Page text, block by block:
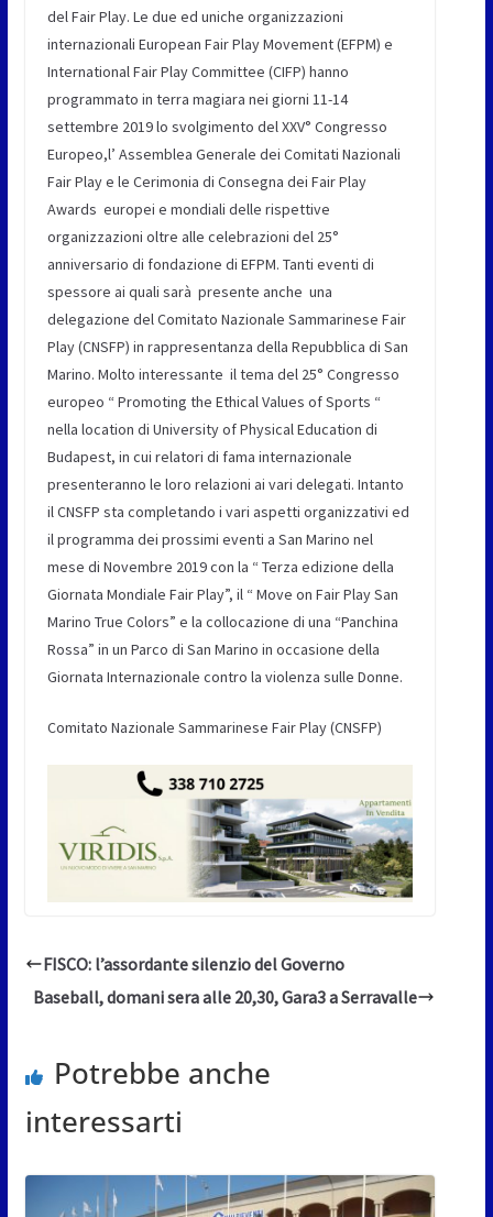
del Fair Play. Le due ed uniche organizzazioni
internazionali European Fair Play Movement (EFPM) e
International Fair Play Committee (CIFP) hanno
programmato in terra magiara nei giorni 11-14
settembre 2019 lo svolgimento del XXV° Congresso
Europeo,l’ Assemblea Generale dei Comitati Nazionali
Fair Play e le Cerimonia di Consegna dei Fair Play
Awards europei e mondiali delle rispettive
organizzazioni oltre alle celebrazioni del 25°
anniversario di fondazione di EFPM. Tanti eventi di
spessore ai quali sarà presente anche una
delegazione del Comitato Nazionale Sammarinese Fair
Play (CNSFP) in rappresentanza della Repubblica di San
Marino. Molto interessante il tema del 25° Congresso
europeo “ Promoting the Ethical Values of Sports “
nella location di University of Physical Education di
Budapest, in cui relatori di fama internazionale
presenteranno le loro relazioni ai vari delegati. Intanto
il CNSFP sta completando i vari aspetti organizzativi ed
il programma dei prossimi eventi a San Marino nel
mese di Novembre 2019 con la “ Terza edizione della
Giornata Mondiale Fair Play”, il “ Move on Fair Play San
Marino True Colors” e la collocazione di una “Panchina
Rossa” in un Parco di San Marino in occasione della
Giornata Internazionale contro la violenza sulle Donne.
Comitato Nazionale Sammarinese Fair Play (CNSFP)
FISCO: l’assordante silenzio del Governo
Baseball, domani sera alle 20,30, Gara3 a Serravalle
Potrebbe anche
interessarti